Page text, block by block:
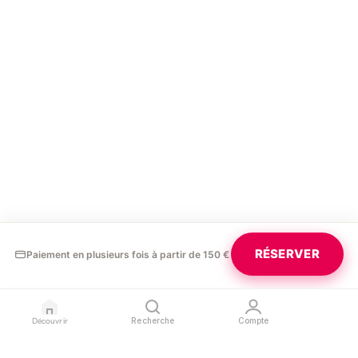
Découvrir Recherche Compte
Paiement en plusieurs fois à partir de 150 € RÉSERVER